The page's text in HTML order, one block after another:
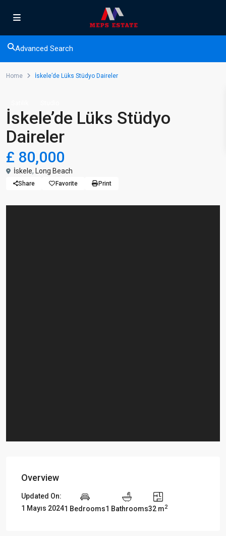
Advanced Search
Home İskele’de Lüks Stüdyo Daireler
İskele’de Lüks Stüdyo
Daireler
£ 80,000
İskele, Long Beach
Share Favorite Print
Overview
Updated On:
1 Mayıs 20241 Bedrooms1 Bathrooms32 m2